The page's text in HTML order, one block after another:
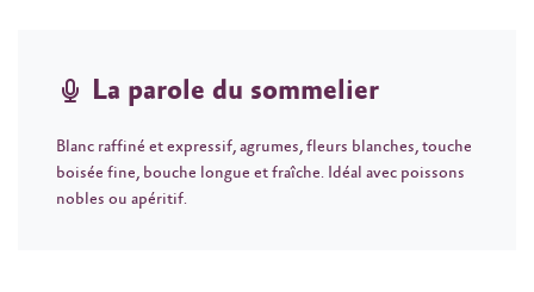
La parole du sommelier
Blanc raffiné et expressif, agrumes, fleurs blanches, touche
boisée fine, bouche longue et fraîche. Idéal avec poissons
nobles ou apéritif.